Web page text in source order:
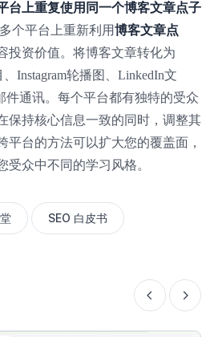
台上重复使用同一个博客文章点子
个平台上重新利用博客文章点
投资价值。将博客文章转化为
Instagram轮播图、LinkedIn文
件通讯。每个平台都有独特的受众
保持核心信息一致的同时，调整其
平台的方法可以扩大您的覆盖面，
受众中不同的学习风格。
SEO 白皮书